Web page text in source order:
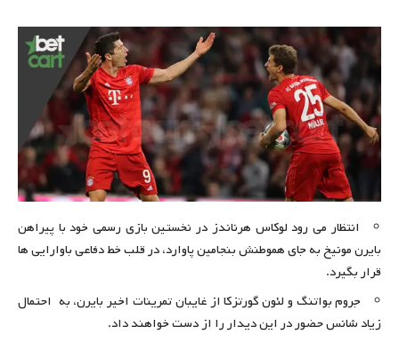
انتظار می رود لوکاس هرناندز در نخستین بازی رسمی خود با پیراهن
بایرن مونیخ به جای هموطنش بنجامین پاوارد، در قلب خط دفاعی باوارایی ها
قرار بگیرد.
جروم بواتنگ و لئون گورتزکا از غایبان تمرینات اخیر بایرن، به احتمال
زیاد شانس حضور در این دیدار را از دست خواهند داد.